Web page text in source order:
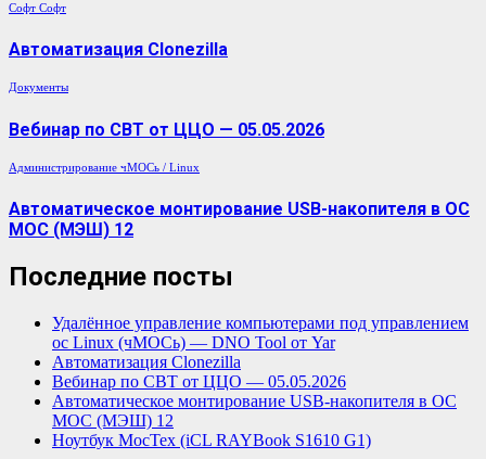
Софт Софт
Автоматизация Clonezilla
Документы
Вебинар по СВТ от ЦЦО — 05.05.2026
Администрирование чМОСь / Linux
Автоматическое монтирование USB-накопителя в ОС
МОС (МЭШ) 12
Последние посты
Удалённое управление компьютерами под управлением
ос Linux (чМОСь) — DNO Tool от Yar
Автоматизация Clonezilla
Вебинар по СВТ от ЦЦО — 05.05.2026
Автоматическое монтирование USB-накопителя в ОС
МОС (МЭШ) 12
Ноутбук МосТех (iCL RAYBook S1610 G1)